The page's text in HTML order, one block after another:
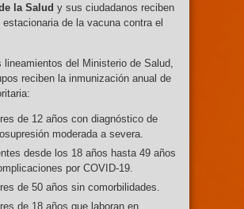
la Salud y sus ciudadanos reciben
de la vacuna contra el
lineamientos del Ministerio de Salud,
reciben la inmunización anual de
de 12 años con diagnóstico de
moderada a severa.
desde los 18 años hasta 49 años
por COVID-19.
de 50 años sin comorbilidades.
de 18 años que laboran en